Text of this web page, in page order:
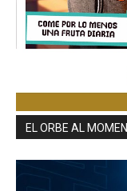
EL ORBE AL